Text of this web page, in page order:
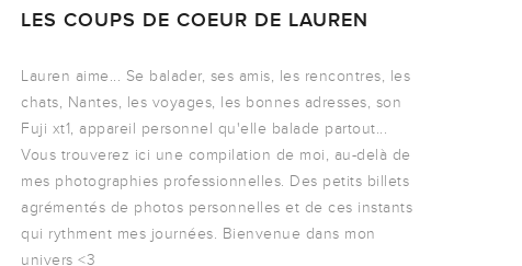
LES COUPS DE COEUR DE LAUREN
Lauren aime... Se balader, ses amis, les rencontres, les
chats, Nantes, les voyages, les bonnes adresses, son
Fuji xt1, appareil personnel qu'elle balade partout...
Vous trouverez ici une compilation de moi, au-delà de
mes photographies professionnelles. Des petits billets
agrémentés de photos personnelles et de ces instants
qui rythment mes journées. Bienvenue dans mon
univers <3